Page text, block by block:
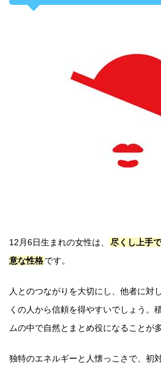
12月6日生まれの女性は、
尽くし上手
意な性格です。
人とのつながりを大切にし、他者に対
くの人から信頼を得やすいでしょう。
ムの中で自然とまとめ役になることが
独特のエネルギーと人懐っこさで、初